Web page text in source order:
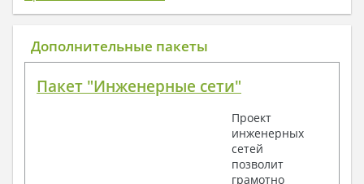
электроснабжение (приобретается за дополнительную
плату) + Пояснительная записка.
1. Архитектурный раздел:
План координационных осей
Поэтажные маркировочные планы с
Разрезы и состав конструкций
Дополнительные пакеты
Пакет "Инженерные сети"
Проект
инженерных
сетей
позволит
грамотно